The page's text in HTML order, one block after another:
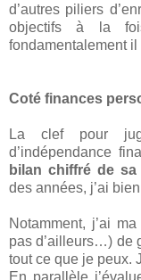
d’autres piliers
objectifs à la
fondamentalement
Coté finances
La clef pour
d’indépendance
bilan chiffré de sa
des années, j’ai
Notamment, j’ai
pas d’ailleurs…) de
tout ce que je peux.
En parallèle